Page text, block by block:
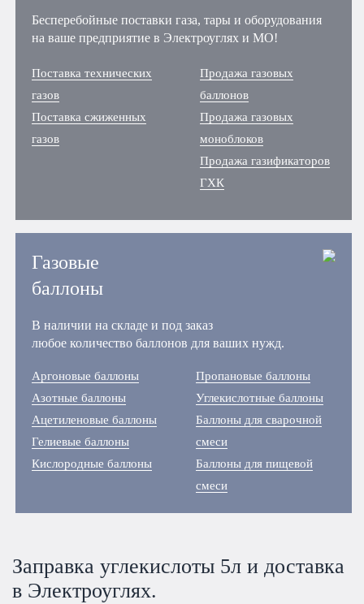
Бесперебойные поставки газа, тары и оборудования
на ваше предприятие в Электроуглях и МО!
Поставка технических
газов
Поставка сжиженных
газов
Продажа газовых
баллонов
Продажа газовых
моноблоков
Продажа газификаторов
ГХК
Газовые
баллоны
В наличии на складе и под заказ
любое количество баллонов для ваших нужд.
Аргоновые баллоны
Азотные баллоны
Ацетиленовые баллоны
Гелиевые баллоны
Кислородные баллоны
Пропановые баллоны
Углекислотные баллоны
Баллоны для сварочной
смеси
Баллоны для пищевой
смеси
Заправка углекислоты 5л и доставка
в Электроуглях.